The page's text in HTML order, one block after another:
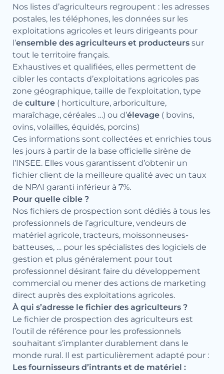
Nos listes d’agriculteurs regroupent : les adresses
postales, les téléphones, les données sur les
exploitations agricoles et leurs dirigeants pour
l’ensemble des agriculteurs et producteurs sur
tout le territoire français.
Exhaustives et qualifiées, elles permettent de
cibler les contacts d’exploitations agricoles pas
zone géographique, taille de l’exploitation, type
de culture ( horticulture, arboriculture,
maraîchage, céréales …) ou d’élevage ( bovins,
ovins, volailles, équidés, porcins)
Ces informations sont collectées et enrichies tous
les jours à partir de la base officielle sirène de
l’INSEE. Elles vous garantissent d’obtenir un
fichier client de la meilleure qualité avec un taux
de NPAI garanti inférieur à 7%.
Pour quelle cible ?
Nos fichiers de prospection sont dédiés à tous les
professionnels de l’agriculture, vendeurs de
matériel agricole, tracteurs, moissonneuses-
batteuses, … pour les spécialistes des logiciels de
gestion et plus généralement pour tout
professionnel désirant faire du développement
commercial ou mener des actions de marketing
direct auprès des exploitations agricoles.
À qui s’adresse le fichier des agriculteurs ?
Le fichier de prospection des agriculteurs est
l’outil de référence pour les professionnels
souhaitant s’implanter durablement dans le
monde rural. Il est particulièrement adapté pour :
Les fournisseurs d’intrants et de matériel :